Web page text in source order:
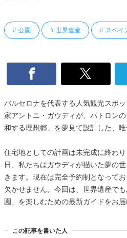
公園 世界遺産 スペイ
バルセロナを代表する人気観光スポ
家アントニ・ガウディが、パトロン
和する理想郷」を夢見て設計した、
住宅地としての計画は未完成に終わ
日、私たちはガウディが描いた夢の
きます。現在は完全予約制となって
欠かせません。今回は、世界遺産で
園」を楽しむための最新ガイドをお届
この記事を書いた人